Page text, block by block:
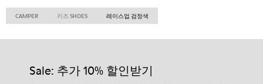
CAMPER 키즈 SHOES 레이스업 검정색
Sale: 추가 10% 할인받기